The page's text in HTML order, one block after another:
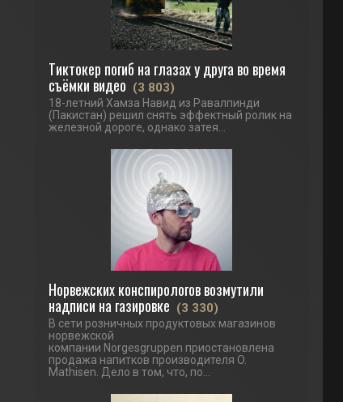
Тиктокер погиб на глазах у друга во время
съёмки видео (3 803)
18-летний Хамза Навид из Равалпинди
(Пакистан) решил снять эффектный ролик на
железной дороге, однако затея...
Норвежских конспирологов возмутили
надписи на газировке (3 330)
В сети розничных продуктовых магазинов
норвежской
компании Norgesgruppen приостановлена
продажа напитков производителя O.
Mathisen. Дело в том, что, по...